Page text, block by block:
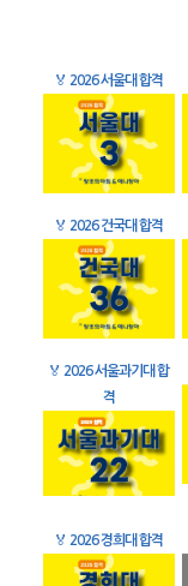
🏅 2026 서울대 합격
🏅 2026 건국대 합격
🏅 2026 서울과기대 합
격
🏅 2026 경희대 합격